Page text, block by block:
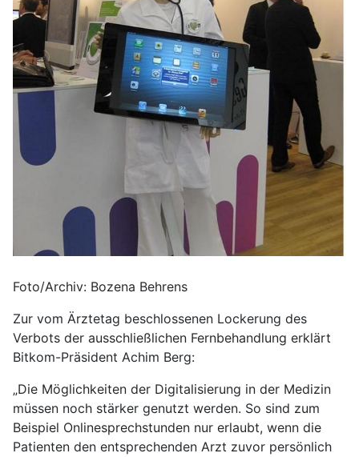
Foto/Archiv: Bozena Behrens
Zur vom Ärztetag beschlossenen Lockerung des
Verbots der ausschließlichen Fernbehandlung erklärt
Bitkom-Präsident Achim Berg:
„Die Möglichkeiten der Digitalisierung in der Medizin
müssen noch stärker genutzt werden. So sind zum
Beispiel Onlinesprechstunden nur erlaubt, wenn die
Patienten den entsprechenden Arzt zuvor persönlich